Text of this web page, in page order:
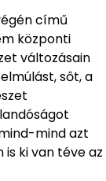
című
központi
változásain
sőt, a
mind azt
is ki van téve az